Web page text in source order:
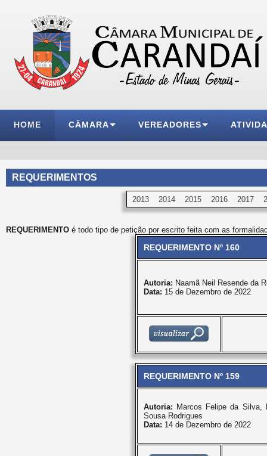
HOME CÂMARA VEREADORES
REQUERIMENTOS
2013 2014 2015 2016 2017
REQUERIMENTO é todo tipo de petição por escrito feita com as
REQUERIMENTO Nº 160
Autoria: Naamã Neil Resende da
Data: 15 de Dezembro de 2022
REQUERIMENTO Nº 159
Autoria: Marcos Felipe da Silva,
Sousa Rodrigues
Data: 14 de Dezembro de 2022